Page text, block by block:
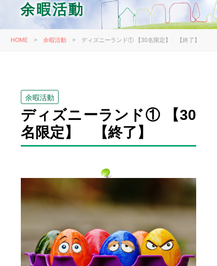
余暇活動
HOME >余暇活動 > ディズニーランド① 【30名限定】 【終了】
余暇活動
ディズニーランド① 【30
名限定】 【終了】